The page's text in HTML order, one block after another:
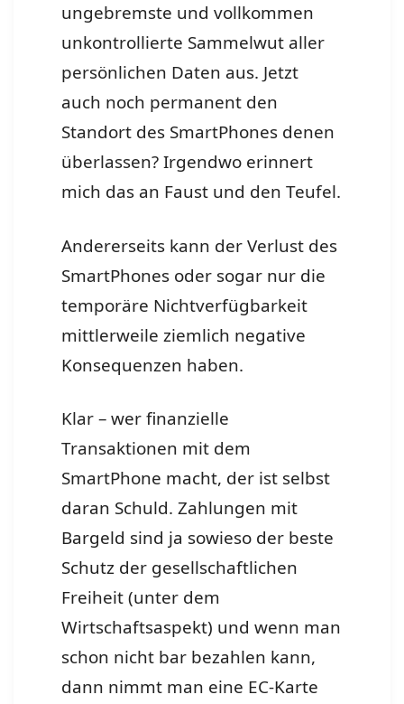
ungebremste und vollkommen
unkontrollierte Sammelwut aller
persönlichen Daten aus. Jetzt
auch noch permanent den
Standort des SmartPhones denen
überlassen? Irgendwo erinnert
mich das an Faust und den Teufel.
Andererseits kann der Verlust des
SmartPhones oder sogar nur die
temporäre Nichtverfügbarkeit
mittlerweile ziemlich negative
Konsequenzen haben.
Klar – wer finanzielle
Transaktionen mit dem
SmartPhone macht, der ist selbst
daran Schuld. Zahlungen mit
Bargeld sind ja sowieso der beste
Schutz der gesellschaftlichen
Freiheit (unter dem
Wirtschaftsaspekt) und wenn man
schon nicht bar bezahlen kann,
dann nimmt man eine EC-Karte